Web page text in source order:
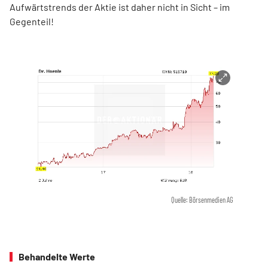
Aufwärtstrends der Aktie ist daher nicht in Sicht – im
Gegenteil!
Quelle: Börsenmedien AG
Behandelte Werte